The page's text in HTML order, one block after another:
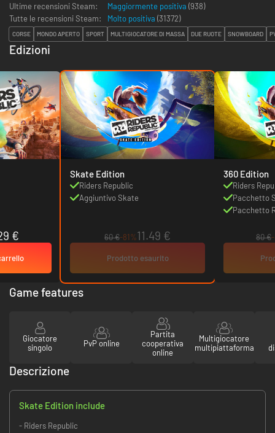
Ultime recensioni Steam:
Maggiormente positiva (938)
Tutte le recensioni Steam:
Molto positiva (31372)
CORSE MONDO APERTO SPORT MULTIGIOCATORE DI MASSA DUE RUOTE SNOWBOARD
Edizioni
€
Skate Edition
Riders Republic
Aggiuntivo Skate
60 €-81%11.49 €
Prodotto esaurito
360 Edition
Riders
Pacchetto
Pacchetto
80 €
Game features
Giocatore
singolo
PvP online
Partita
cooperativa
online
Multigiocatore
multipiattaforma
Descrizione
Skate Edition include
- Riders Republic